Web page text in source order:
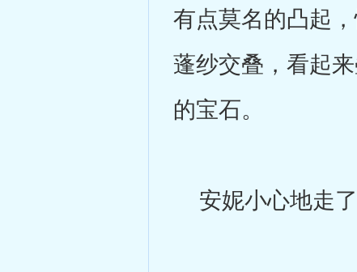
有点莫名的凸起
蓬纱交叠，看起
的宝石。
安妮小心地走